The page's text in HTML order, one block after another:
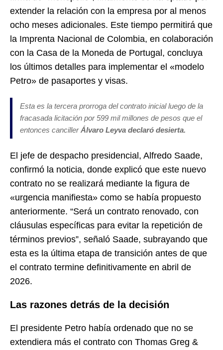
extender la relación con la empresa por al menos
ocho meses adicionales. Este tiempo permitirá que
la Imprenta Nacional de Colombia, en colaboración
con la Casa de la Moneda de Portugal, concluya
los últimos detalles para implementar el «modelo
Petro» de pasaportes y visas.
Esta es la tercera prorroga del contrato inicial luego de la
fracasada licitación por 599 mil millones de pesos que el
entonces cancillerÁlvaro Leyva declaró desierta.
El jefe de despacho presidencial, Alfredo Saade,
confirmó la noticia, donde explicó que este nuevo
contrato no se realizará mediante la figura de
«urgencia manifiesta» como se había propuesto
anteriormente. “Será un contrato renovado, con
cláusulas específicas para evitar la repetición de
términos previos”, señaló Saade, subrayando que
esta es la última etapa de transición antes de que
el contrato termine definitivamente en abril de
2026.
Las razones detrás de la decisión
El presidente Petro había ordenado que no se
extendiera más el contrato con Thomas Greg &